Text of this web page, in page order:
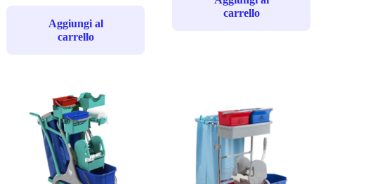
Aggiungi al
carrello
carrello